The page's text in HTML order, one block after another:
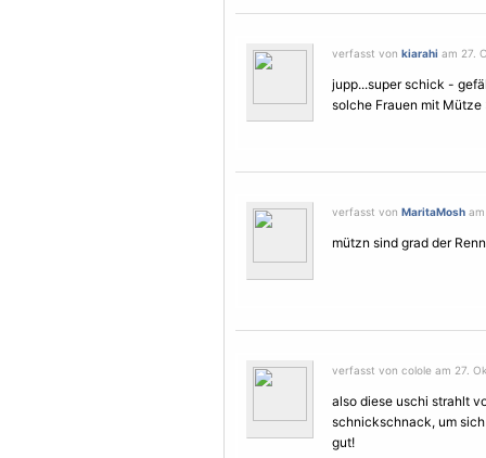
verfasst von kiarahi am 27.
jupp...super schick -
solche Frauen mit Mütze
verfasst von MaritaMosh
mützn sind grad der
verfasst von colole am 27.
also diese uschi strahlt
schnickschnack, um
gut!